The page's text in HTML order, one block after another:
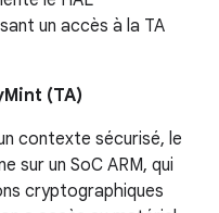
un accès à la TA
(TA)
contexte sécurisé, le
sur un SoC ARM, qui
cryptographiques